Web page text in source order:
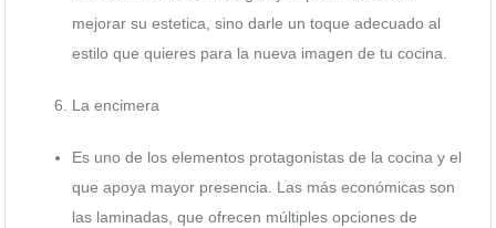
mejorar su estetica, sino darle un toque adecuado al
estilo que quieres para la nueva imagen de tu cocina.
La encimera
Es uno de los elementos protagonistas de la cocina y el
que apoya mayor presencia. Las más económicas son
las laminadas, que ofrecen múltiples opciones de